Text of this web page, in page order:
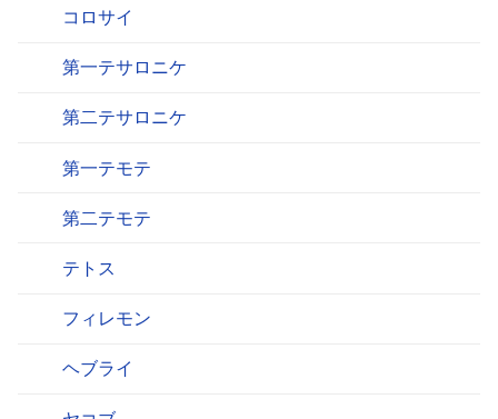
コロサイ
第一テサロニケ
第二テサロニケ
第一テモテ
第二テモテ
テトス
フィレモン
ヘブライ